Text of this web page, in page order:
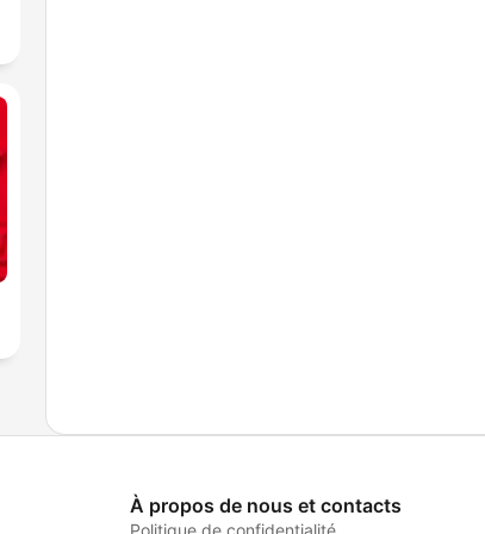
À propos de nous et contacts
Politique de confidentialité